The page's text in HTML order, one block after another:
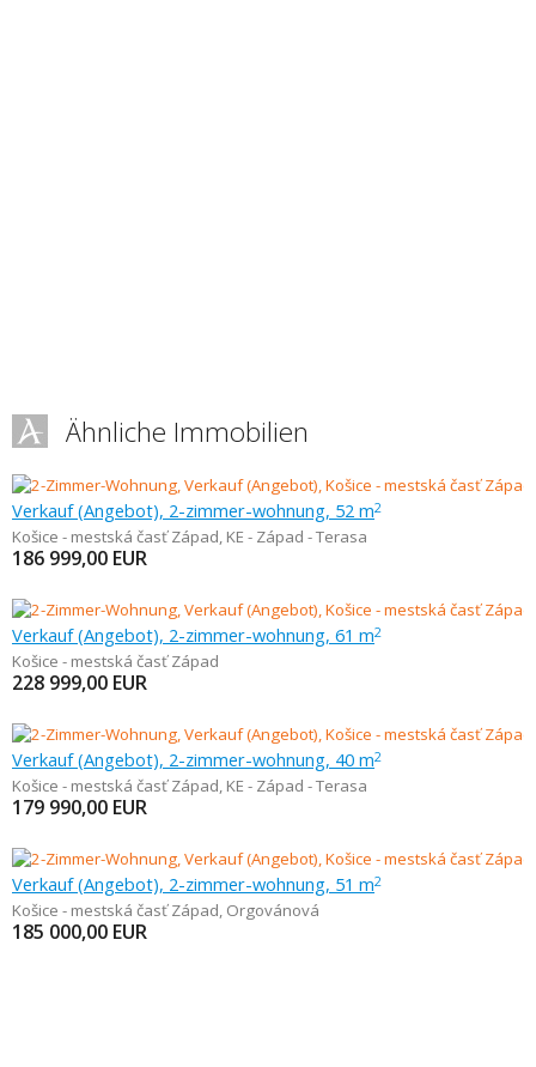
Ähnliche Immobilien
Verkauf (Angebot), 2-zimmer-wohnung, 52 m2
Košice - mestská časť Západ, KE - Západ - Terasa
186 999,00 EUR
Verkauf (Angebot), 2-zimmer-wohnung, 61 m2
Košice - mestská časť Západ
228 999,00 EUR
Verkauf (Angebot), 2-zimmer-wohnung, 40 m2
Košice - mestská časť Západ, KE - Západ - Terasa
179 990,00 EUR
Verkauf (Angebot), 2-zimmer-wohnung, 51 m2
Košice - mestská časť Západ, Orgovánová
185 000,00 EUR